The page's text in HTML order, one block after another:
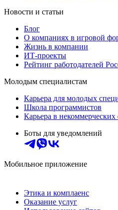
Новости и статьи
Блог
О компаниях в игровой
Жизнь в компании
ИТ-проекты
Рейтинг работодателей
Молодым специалистам
Карьера для молодых
Школа программистов
Карьера в некоммерческих
Боты для уведомлений
Мобильное приложение
Этика и комплаенс
Оказание услуг